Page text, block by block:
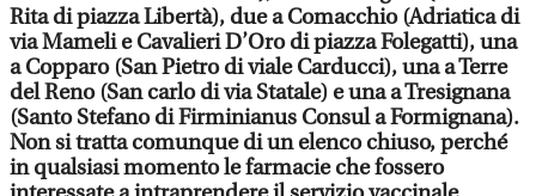
Rita di piazza Libertà), due a Comacchio (Adriatica di
via Mameli e Cavalieri D’Oro di piazza Folegatti), una
a Copparo (San Pietro di viale Carducci), una a Terre
del Reno (San carlo di via Statale) e una a Tresignana
(Santo Stefano di Firminianus Consul a Formignana).
Non si tratta comunque di un elenco chiuso, perché
in qualsiasi momento le farmacie che fossero